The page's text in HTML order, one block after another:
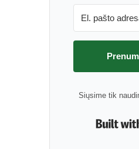
Siųsime tik